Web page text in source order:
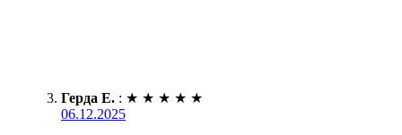
Герда Е. : ★ ★ ★ ★ ★
06.12.2025